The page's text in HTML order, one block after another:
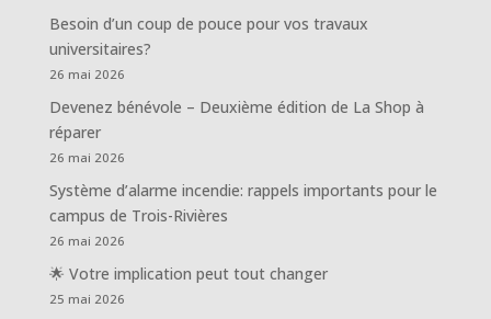
Besoin d’un coup de pouce pour vos travaux
universitaires?
26 mai 2026
Devenez bénévole – Deuxième édition de La Shop à
réparer
26 mai 2026
Système d’alarme incendie: rappels importants pour le
campus de Trois-Rivières
26 mai 2026
🌟 Votre implication peut tout changer
25 mai 2026